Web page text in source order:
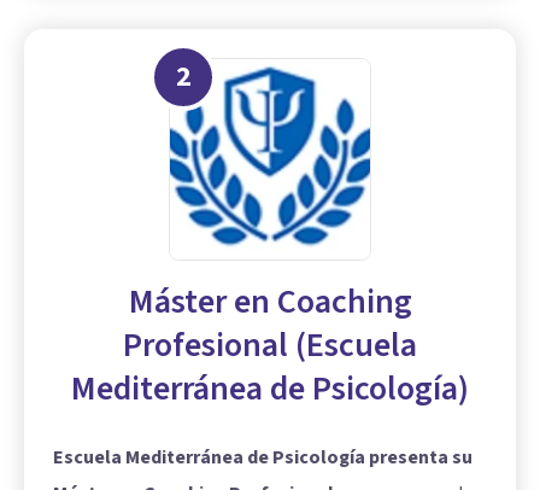
2
Máster en Coaching
Profesional (Escuela
Mediterránea de Psicología)
Escuela Mediterránea de Psicología presenta su